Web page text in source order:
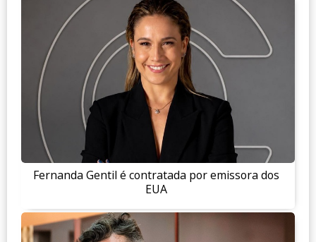
Fernanda Gentil é contratada por emissora dos
EUA